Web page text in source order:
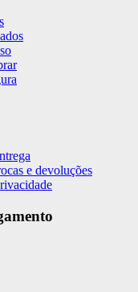
e devoluções